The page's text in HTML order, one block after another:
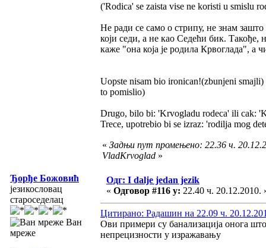
('Rodica' se zaista vise ne koristi u smislu
Не ради се само о стрипу, не знам
који седи, а не као Седећи бик. Такође,
каже "она која је родила Крвоглада", а
Uopste nisam bio ironican!(zbunjeni
to pomislio)
Drugo, bilo bi: 'Krvogladu rodeca' ili cak:
Trece, upotrebio bi se izraz: 'rodilja mog
« Задњи пут промењено: 22.36 ч.
VladKrvoglad »
Ђорђе Божовић
језикословац
староседелац
Ван
мреже
Одг: I dalje jedan jezik
« Одговор #116 у: 22.40 ч. 20.12.2010.
Цитирано: Радашин на 22.09 ч.
Ови примери су банализација онога
непрецизности у изражавању